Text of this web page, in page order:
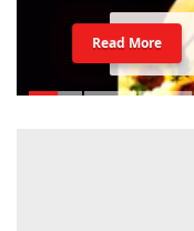
Read More